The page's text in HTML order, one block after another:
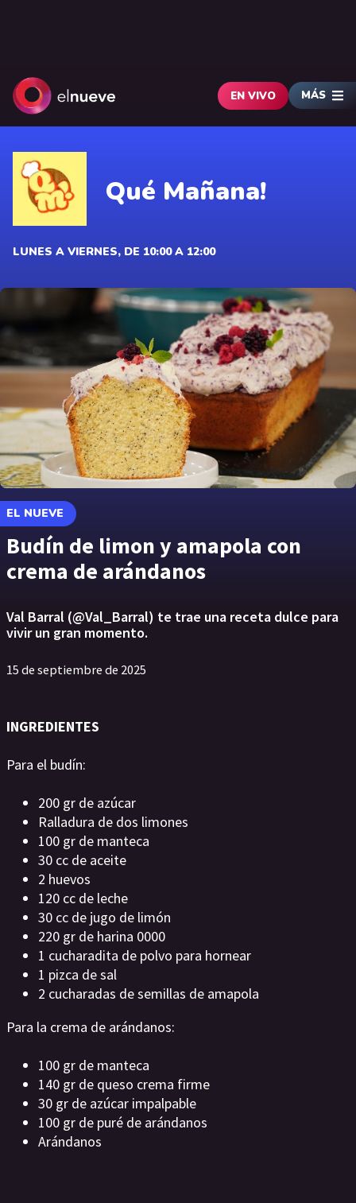
EN VIVO MÁS
Qué Mañana!
LUNES A VIERNES, DE 10:00 A 12:00
EL NUEVE
Budín de limon y amapola con
crema de arándanos
Val Barral (@Val_Barral) te trae una receta dulce para
vivir un gran momento.
15 de septiembre de 2025
INGREDIENTES
Para el budín:
200 gr de azúcar
Ralladura de dos limones
100 gr de manteca
30 cc de aceite
2 huevos
120 cc de leche
30 cc de jugo de limón
220 gr de harina 0000
1 cucharadita de polvo para hornear
1 pizca de sal
2 cucharadas de semillas de amapola
Para la crema de arándanos:
100 gr de manteca
140 gr de queso crema firme
30 gr de azúcar impalpable
100 gr de puré de arándanos
Arándanos